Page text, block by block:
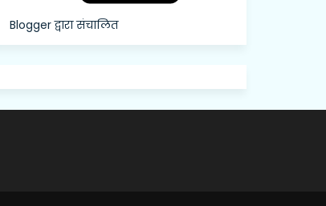
Blogger द्वारा संचालित